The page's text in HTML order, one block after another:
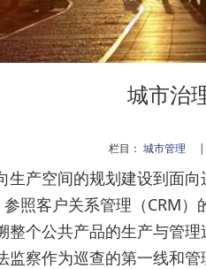
城市治
栏目： 城市管理
产空间的规划建设到面向
参照客户关系管理（CRM
整个公共产品的生产与管
监察作为巡查的第一线和